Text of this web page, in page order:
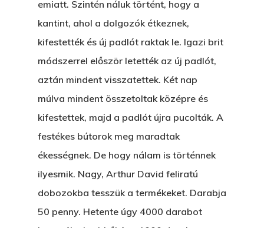
emiatt. Szintén náluk történt, hogy a
kantint, ahol a dolgozók étkeznek,
kifestették és új padlót raktak le. Igazi brit
módszerrel először letették az új padlót,
aztán mindent visszatettek. Két nap
múlva mindent összetoltak középre és
kifestettek, majd a padlót újra pucolták. A
festékes bútorok meg maradtak
ékességnek. De hogy nálam is történnek
ilyesmik. Nagy, Arthur David feliratú
dobozokba tesszük a termékeket. Darabja
50 penny. Hetente úgy 4000 darabot